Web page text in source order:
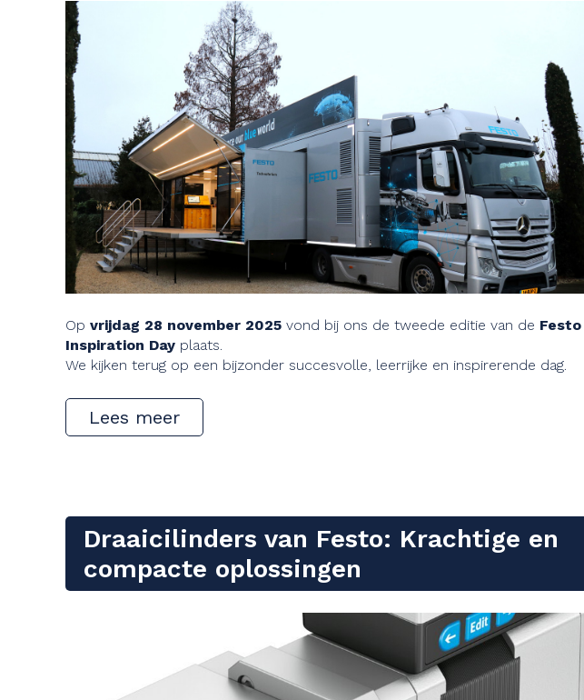
Op vrijdag 28 november 2025 vond bij ons de tweede editie van de Festo
Inspiration Day plaats.
We kijken terug op een bijzonder succesvolle, leerrijke en inspirerende dag.
Lees meer
Draaicilinders van Festo: Krachtige en
compacte oplossingen